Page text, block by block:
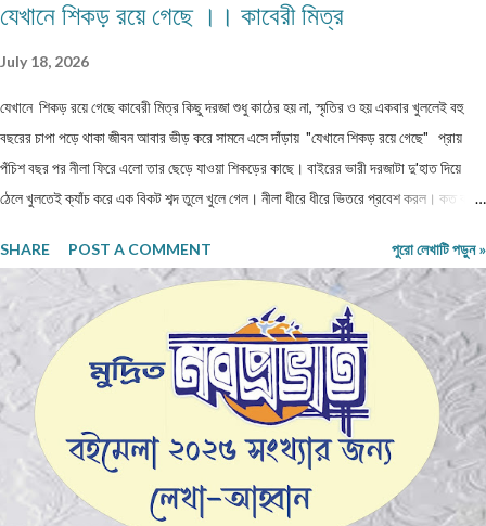
যেখানে শিকড় রয়ে গেছে ।। কাবেরী মিত্র
July 18, 2026
যেখানে শিকড় রয়ে গেছে কাবেরী মিত্র কিছু দরজা শুধু কাঠের হয় না, স্মৃতির ও হয় একবার খুললেই বহু
বছরের চাপা পড়ে থাকা জীবন আবার ভীড় করে সামনে এসে দাঁড়ায় "যেখানে শিকড় রয়ে গেছে" প্রায়
পঁচিশ বছর পর নীলা ফিরে এলো তার ছেড়ে যাওয়া শিকড়ের কাছে। বাইরের ভারী দরজাটা দু'হাত দিয়ে
ঠেলে খুলতেই ক্যাঁচ করে এক বিকট শব্দ তুলে খুলে গেল। নীলা ধীরে ধীরে ভিতরে প্রবেশ করল। কত বছর
আছে উঠোনের একধারে নিজে থেকে বেড়ে ওঠা সেই শিউলি গাছটা। শরৎ এলেই যার ফুলের গন্ধে চারদিক
ভরে উঠত। সেই গন্ধই যেন জানিয়ে দিত—মা দুর্গা আসছেন। ভোরবেলা ফুল তোলা নিয়ে নীলা আর ওর
বোনের মধ্যে রোজ ঝগড়া বাঁধত। কেউই এত সকালে ঘুম থেকে উঠে ফুল তুলতে রাজি হতো না। অথচ
ঠাম্মির হুকুম—দুই বোনকেই ফুল তুলতে হবে। দেখতে দেখতে মহালয়ার দিন এসে যেত। ভোরবেলায়
বীরেন্দ্রকৃষ্ণ ভদ্রের কণ্ঠে চণ্ডীপাঠ শুরু হতেই সারা বাড়ি যেন এক মঙ্গলময় আবহে ভরে উঠত। সেই দিন
থেকেই শুরু হয়ে যেত মা, কাকিমা আর জেঠিমাদের ব্যস্ততা। পুজোয় আসা অতিথিদের জন্য নানারকম মিষ্টি
তৈরির ধুম পড়ে ...
SHARE POST A COMMENT পুরো লেখাটি পড়ুন »